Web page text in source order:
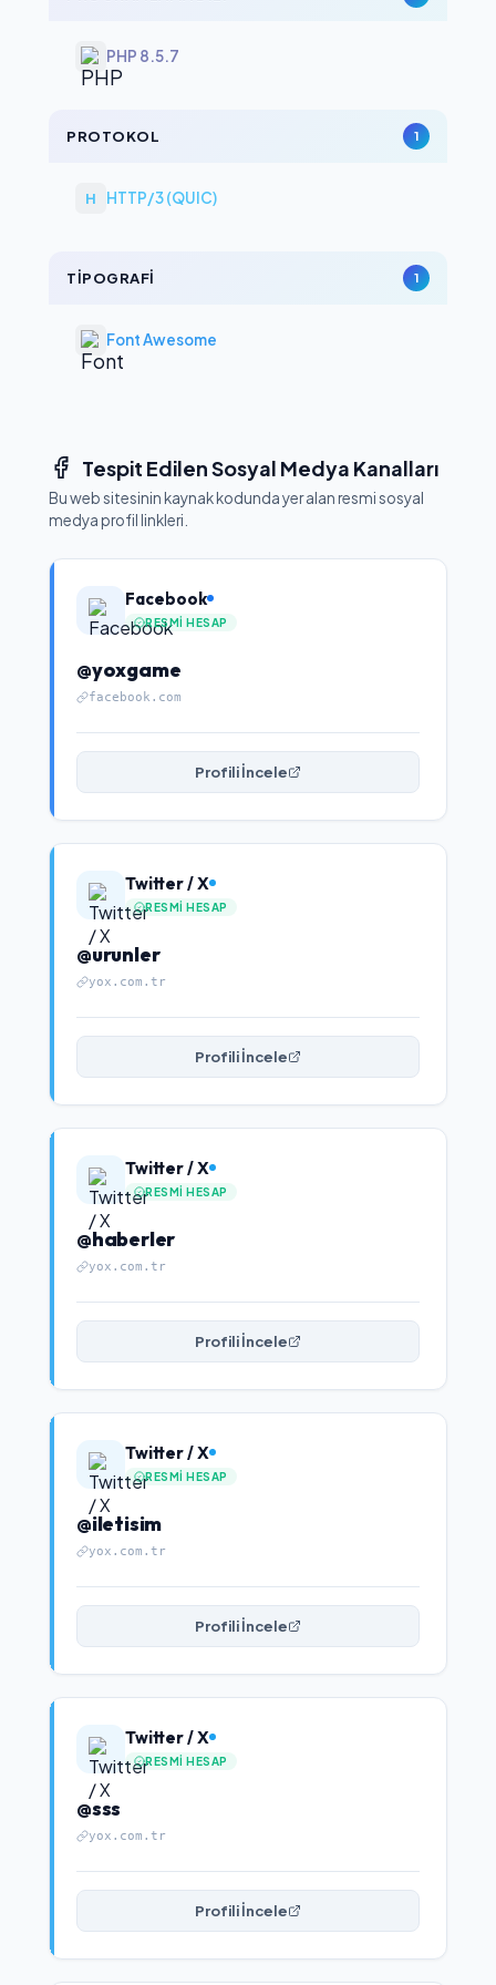
PHP 8.5.7
PROTOKOL 1
H HTTP/3 (QUIC)
TIPOGRAFI 1
Font Awesome
Tespit Edilen Sosyal Medya Kanalları
Bu web sitesinin kaynak kodunda yer alan resmi sosyal
medya profil linkleri.
Facebook
RESMI HESAP
@yoxgame
facebook.com
Profili İncele
Twitter / X
RESMI HESAP
@urunler
yox.com.tr
Profili İncele
Twitter / X
RESMI HESAP
@haberler
yox.com.tr
Profili İncele
Twitter / X
RESMI HESAP
@iletisim
yox.com.tr
Profili İncele
Twitter / X
RESMI HESAP
@sss
yox.com.tr
Profili İncele